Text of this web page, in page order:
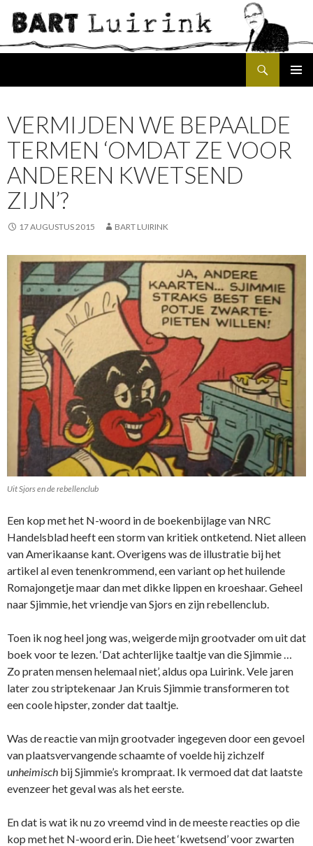
VERMIJDEN WE BEPAALDE
TERMEN ‘OMDAT ZE VOOR
ANDEREN KWETSEND
ZIJN’?
17 AUGUSTUS 2015 BART LUIRINK
Uit Sjors en de rebellenclub
Een kop met het N-woord in de boekenbijlage van NRC
Handelsblad heeft een storm van kritiek ontketend. Niet alleen
van Amerikaanse kant. Overigens was de illustratie bij het
artikel al even tenenkrommend, een variant op het huilende
Romajongetje maar dan met dikke lippen en kroeshaar. Geheel
naar Sjimmie, het vriendje van Sjors en zijn rebellenclub.
Toen ik nog heel jong was, weigerde mijn grootvader om uit dat
boek voor te lezen. ‘Dat achterlijke taaltje van die Sjimmie …
Zo praten mensen helemaal niet’, aldus opa Luirink. Vele jaren
later zou striptekenaar Jan Kruis Sjimmie transformeren tot
een coole hipster, zonder dat taaltje.
Was de reactie van mijn grootvader ingegeven door een gevoel
van plaatsvervangende schaamte of voelde hij zichzelf
unheimisch bij Sjimmie’s krompraat. Ik vermoed dat dat laatste
evenzeer het geval was als het eerste.
En dat is wat ik nu zo vreemd vind in de meeste reacties op die
kop met het N-woord erin. Die heet ‘kwetsend’ voor zwarten